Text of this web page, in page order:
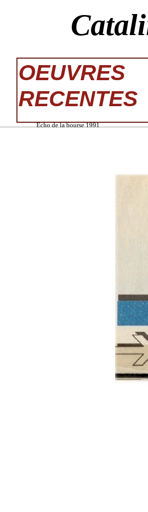
Echo de la bourse 1991
OEUVRES
RECENTES